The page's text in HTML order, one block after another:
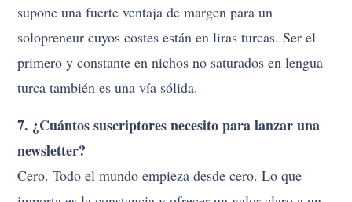
supone una fuerte ventaja de margen para un
solopreneur cuyos costes están en liras turcas. Ser el
primero y constante en nichos no saturados en lengua
turca también es una vía sólida.
7. ¿Cuántos suscriptores necesito para lanzar una
newsletter?
Cero. Todo el mundo empieza desde cero. Lo que